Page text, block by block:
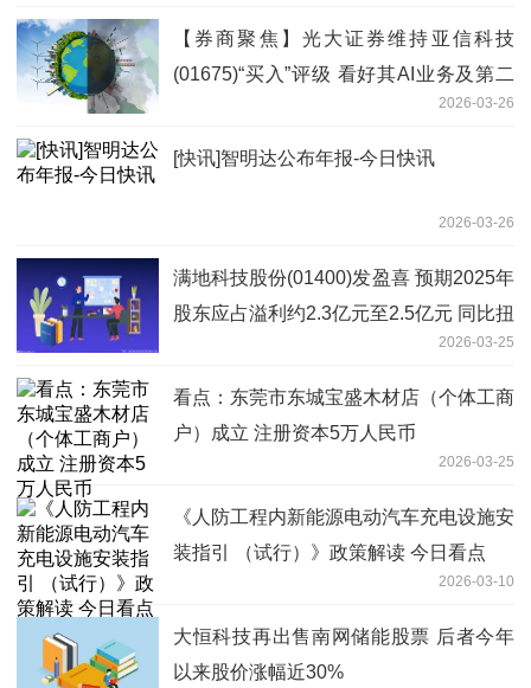
【券商聚焦】光大证券维持亚信科技
(01675)“买入”评级 看好其AI业务及第二
2026-03-26
[快讯]智明达公布年报-今日快讯
2026-03-26
满地科技股份(01400)发盈喜 预期2025年
股东应占溢利约2.3亿元至2.5亿元 同比扭
2026-03-25
看点：东莞市东城宝盛木材店（个体工商
户）成立 注册资本5万人民币
2026-03-25
《人防工程内新能源电动汽车充电设施安
装指引 （试行）》政策解读 今日看点
2026-03-10
大恒科技再出售南网储能股票 后者今年
以来股价涨幅近30%